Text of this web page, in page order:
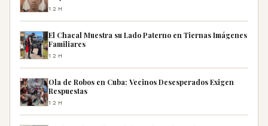
12H
El Chacal Muestra su Lado Paterno en Tiernas Imágenes
Familiares
12H
Ola de Robos en Cuba: Vecinos Desesperados Exigen
Respuestas
12H